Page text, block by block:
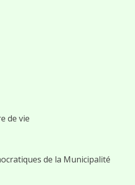
de vie
de la Municipalité